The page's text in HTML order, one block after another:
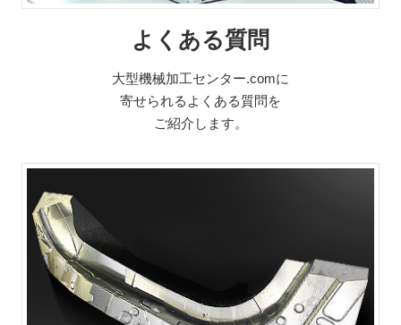
よくある質問
大型機械加工センター.comに
寄せられるよくある質問を
ご紹介します。